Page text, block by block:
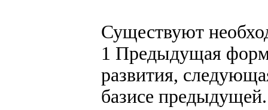
Существуют
1 Предыдущая
развития,
базисе предыдущей.